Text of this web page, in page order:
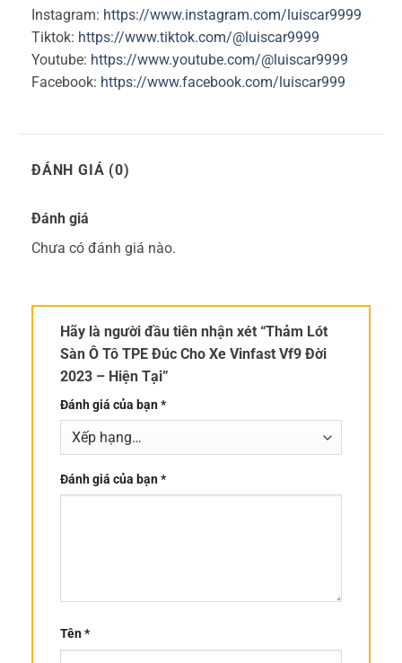
Instagram: https://www.instagram.com/luiscar9999
Tiktok: https://www.tiktok.com/@luiscar9999
Youtube: https://www.youtube.com/@luiscar9999
Facebook: https://www.facebook.com/luiscar999
ĐÁNH GIÁ (0)
Đánh giá
Chưa có đánh giá nào.
Hãy là người đầu tiên nhận xét “Thảm Lót
Sàn Ô Tô TPE Đúc Cho Xe Vinfast Vf9 Đời
2023 – Hiện Tại”
Đánh giá của bạn*
Đánh giá của bạn*
Tên*